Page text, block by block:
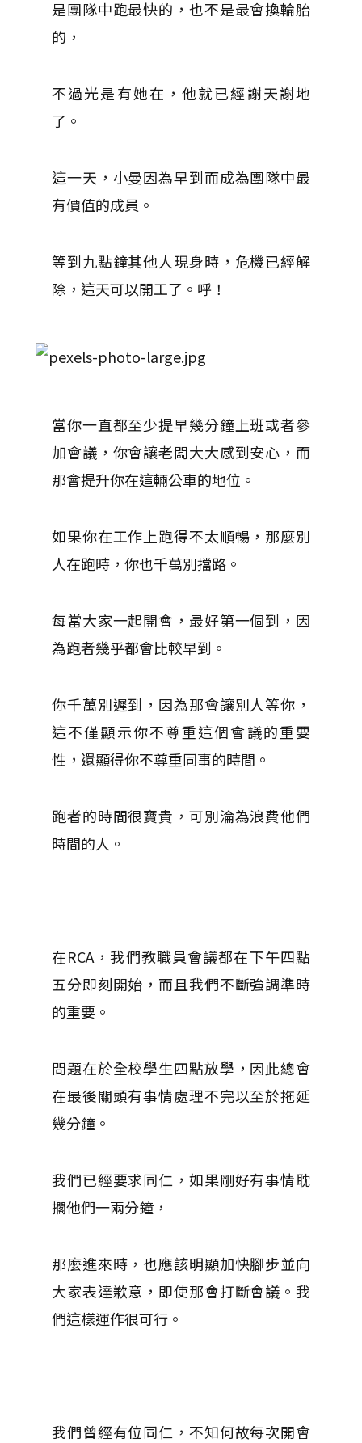
是團隊中跑最快的，也不是最會換輪胎
的，
不過光是有她在，他就已經謝天謝地
了。
這一天，小曼因為早到而成為團隊中最
有價值的成員。
等到九點鐘其他人現身時，危機已經解
除，這天可以開工了。呼！
當你一直都至少提早幾分鐘上班或者參
加會議，你會讓老闆大大感到安心，而
那會提升你在這輛公車的地位。
如果你在工作上跑得不太順暢，那麼別
人在跑時，你也千萬別擋路。
每當大家一起開會，最好第一個到，因
為跑者幾乎都會比較早到。
你千萬別遲到，因為那會讓別人等你，
這不僅顯示你不尊重這個會議的重要
性，還顯得你不尊重同事的時間。
跑者的時間很寶貴，可別淪為浪費他們
時間的人。
在RCA，我們教職員會議都在下午四點
五分即刻開始，而且我們不斷強調準時
的重要。
問題在於全校學生四點放學，因此總會
在最後關頭有事情處理不完以至於拖延
幾分鐘。
我們已經要求同仁，如果剛好有事情耽
擱他們一兩分鐘，
那麼進來時，也應該明顯加快腳步並向
大家表達歉意，即使那會打斷會議。我
們這樣運作很可行。
我們曾經有位同仁，不知何故每次開會